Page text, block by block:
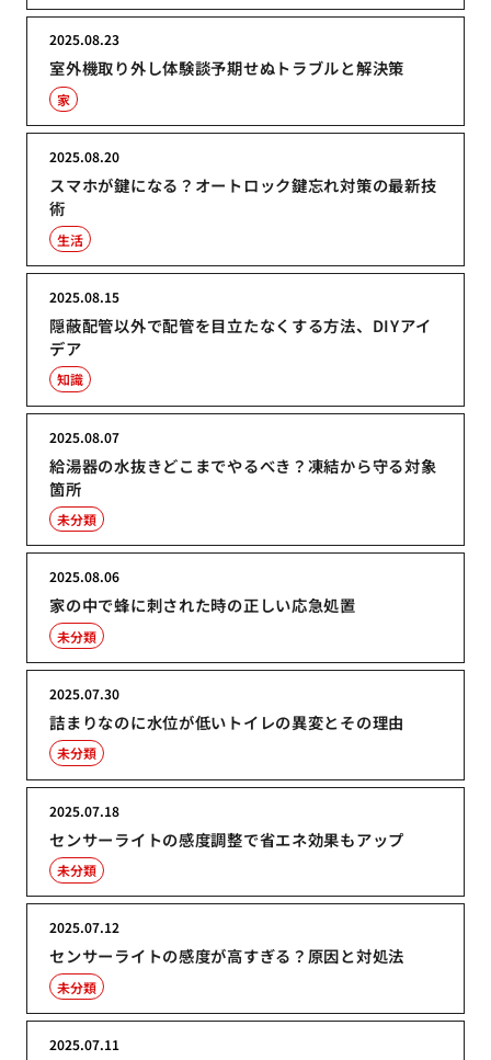
室外機取り外し体験談予期せぬトラブルと解決策
2025.08.23
家
スマホが鍵になる？オートロック鍵忘れ対策の最新技
術
2025.08.20
生活
隠蔽配管以外で配管を目立たなくする方法、DIYアイ
デア
2025.08.15
知識
給湯器の水抜きどこまでやるべき？凍結から守る対象
箇所
2025.08.07
未分類
家の中で蜂に刺された時の正しい応急処置
2025.08.06
未分類
詰まりなのに水位が低いトイレの異変とその理由
2025.07.30
未分類
センサーライトの感度調整で省エネ効果もアップ
2025.07.18
未分類
センサーライトの感度が高すぎる？原因と対処法
2025.07.12
未分類
2025.07.11